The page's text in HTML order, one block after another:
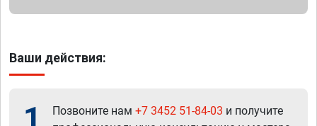
Ваши действия:
1 Позвоните нам +7 3452 51-84-03 и получите